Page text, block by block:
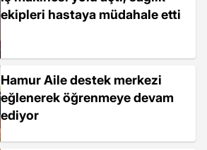
ekipleri hastaya müdahale etti
Hamur Aile destek merkezi
eğlenerek öğrenmeye devam
ediyor